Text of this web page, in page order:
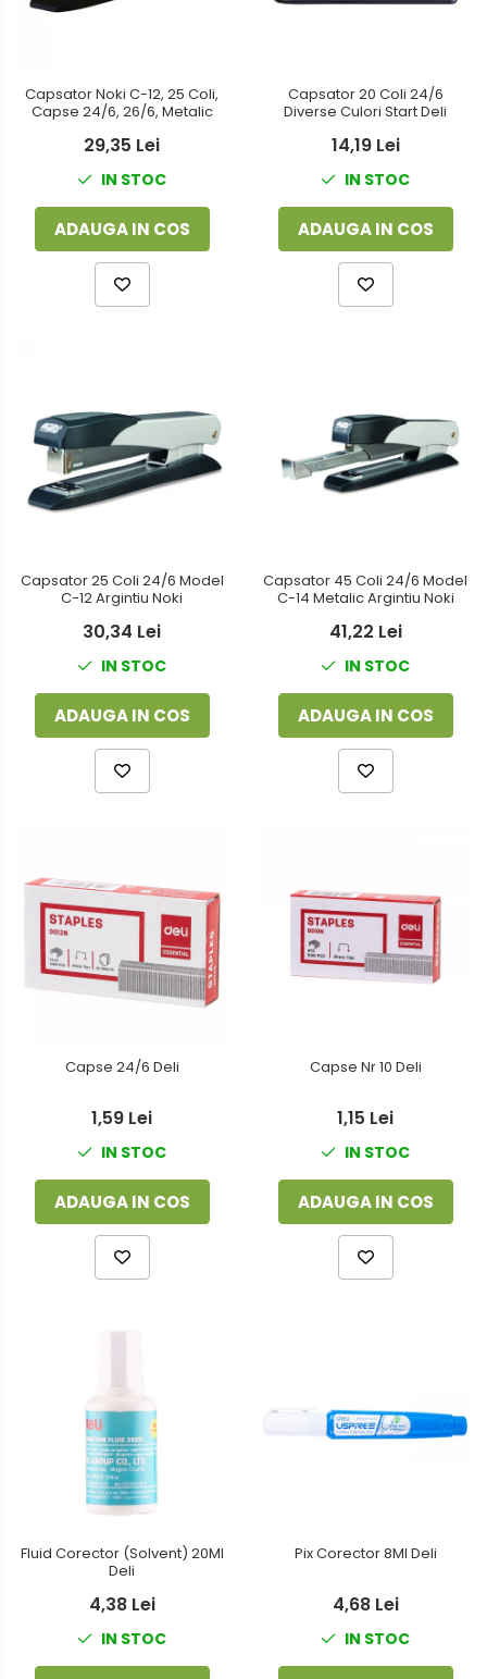
Capsator Noki C-12, 25 Coli,
Capse 24/6, 26/6, Metalic
29,35 Lei
IN STOC
ADAUGA IN COS
Capsator 20 Coli 24/6
Diverse Culori Start Deli
14,19 Lei
IN STOC
ADAUGA IN COS
Capsator 25 Coli 24/6 Model
C-12 Argintiu Noki
30,34 Lei
IN STOC
ADAUGA IN COS
Capsator 45 Coli 24/6 Model
C-14 Metalic Argintiu Noki
41,22 Lei
IN STOC
ADAUGA IN COS
Capse 24/6 Deli
1,59 Lei
IN STOC
ADAUGA IN COS
Capse Nr 10 Deli
1,15 Lei
IN STOC
ADAUGA IN COS
Fluid Corector (Solvent) 20Ml
Deli
4,38 Lei
IN STOC
Pix Corector 8Ml Deli
4,68 Lei
IN STOC